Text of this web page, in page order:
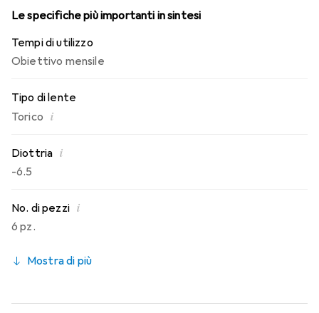
Le specifiche più importanti in sintesi
Tempi di utilizzo
Obiettivo mensile
Tipo di lente
Torico i
Diottria i
-6.5
No. di pezzi i
6 pz.
Mostra di più